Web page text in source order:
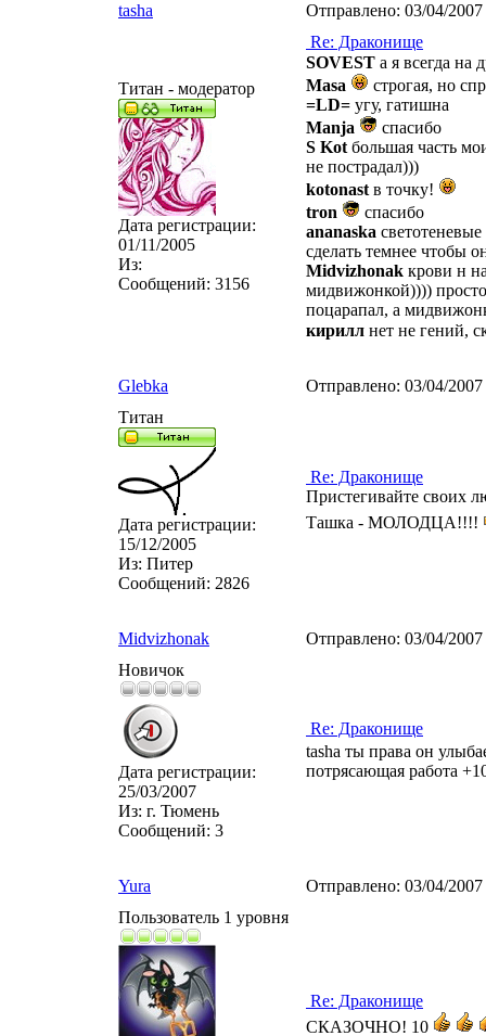
tasha Отправлено: 03/04/
Титан - модератор
Дата регистрации:
01/11/2005
Из:
Сообщений: 3156
Re: Драконище
SOVEST а я всегда на
Masa
строгая, но
=LD= угу, гатишна
Manja
спасибо
S Kot большая часть
не пострадал)))
kotonast в точку!
tron
спасибо
ananaska
сделать темнее чтобы
Midvizhonak крови н
мидвижонкой))))
поцарапал, а
кирилл нет не гений,
Glebka Отправлено: 03/04/
Титан
Дата регистрации:
15/12/2005
Из: Питер
Сообщений: 2826
Re: Драконище
Пристегивайте своих
Ташка - МОЛОДЦА!!!!
Midvizhonak Отправлено: 03/04/
Новичок
Дата регистрации:
25/03/2007
Из: г. Тюмень
Сообщений: 3
Re: Драконище
tasha ты права он
потрясающая работа
Yura Отправлено: 03/04/
Пользователь 1 уровня
Re: Драконище
СКАЗОЧНО! 10